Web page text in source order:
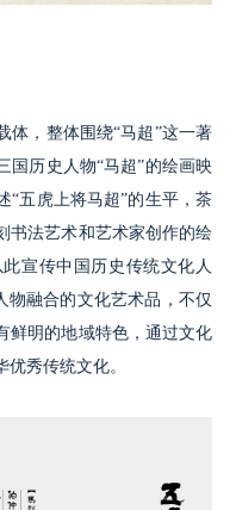
体，整体围绕“马超”这一著
国历史人物“马超”的绘画映
“五虎上将马超”的生平，茶
书法艺术和艺术家创作的绘
宣传中国历史传统文化人
物融合的文化艺术品，不仅
鲜明的地域特色，通过文化
秀传统文化。